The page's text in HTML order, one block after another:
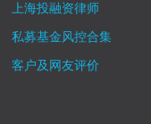
上海投融资律师
私募基金风控合集
客户及网友评价